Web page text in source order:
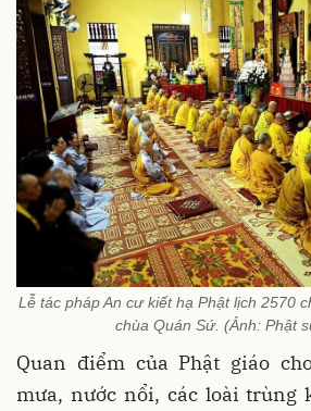
Lễ tác pháp An cư kiết hạ Phật lịch 2570
chùa Quán Sứ. (Ảnh: Phật
Quan điểm của Phật giáo
mưa, nước nổi, các loài trùng